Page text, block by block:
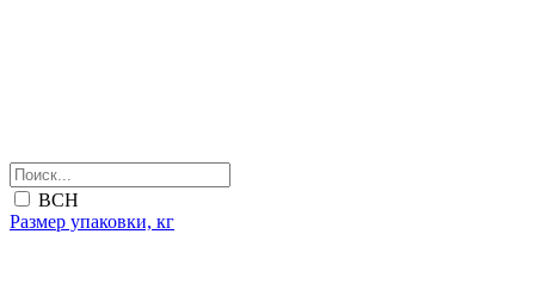
ВСН
Размер упаковки, кг